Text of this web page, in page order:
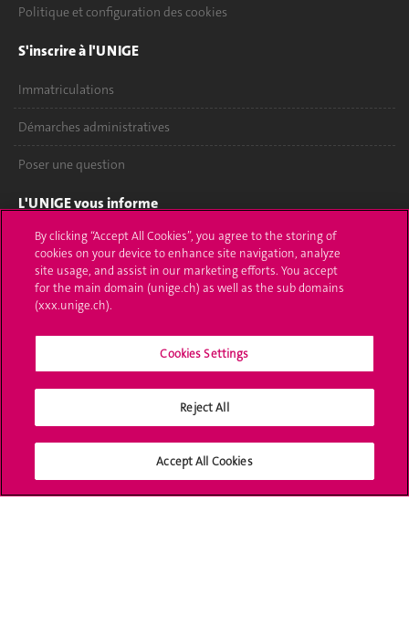
Politique et configuration des cookies
S'inscrire à l'UNIGE
Immatriculations
Démarches administratives
Poser une question
L'UNIGE vous informe
UNIGE Mobile
Médias
Offres d'emploi
Calendrier académique
Médias sociaux UNIGE
By clicking “Accept All Cookies”, you agree to the storing of
cookies on your device to enhance site navigation, analyze
site usage, and assist in our marketing efforts. You accept
for the main domain (unige.ch) as well as the sub domains
(xxx.unige.ch).
Cookies Settings
Reject All
Accept All Cookies